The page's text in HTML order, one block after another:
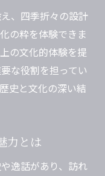
、四季折々の設計
の粋を体験できま
の文化的体験を提
な役割を担ってい
史と文化の深い結
力とは
逸話があり、訪れ